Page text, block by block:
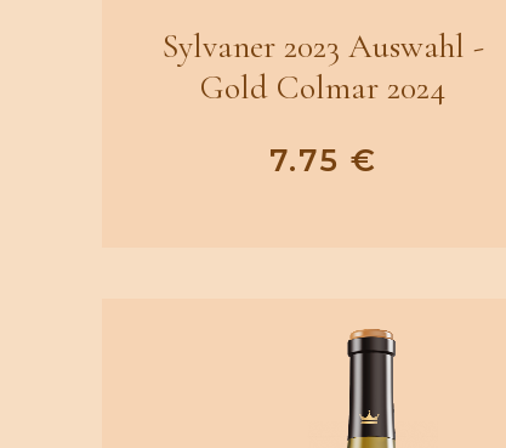
Sylvaner 2023 Auswahl -
Gold Colmar 2024
7.75 €